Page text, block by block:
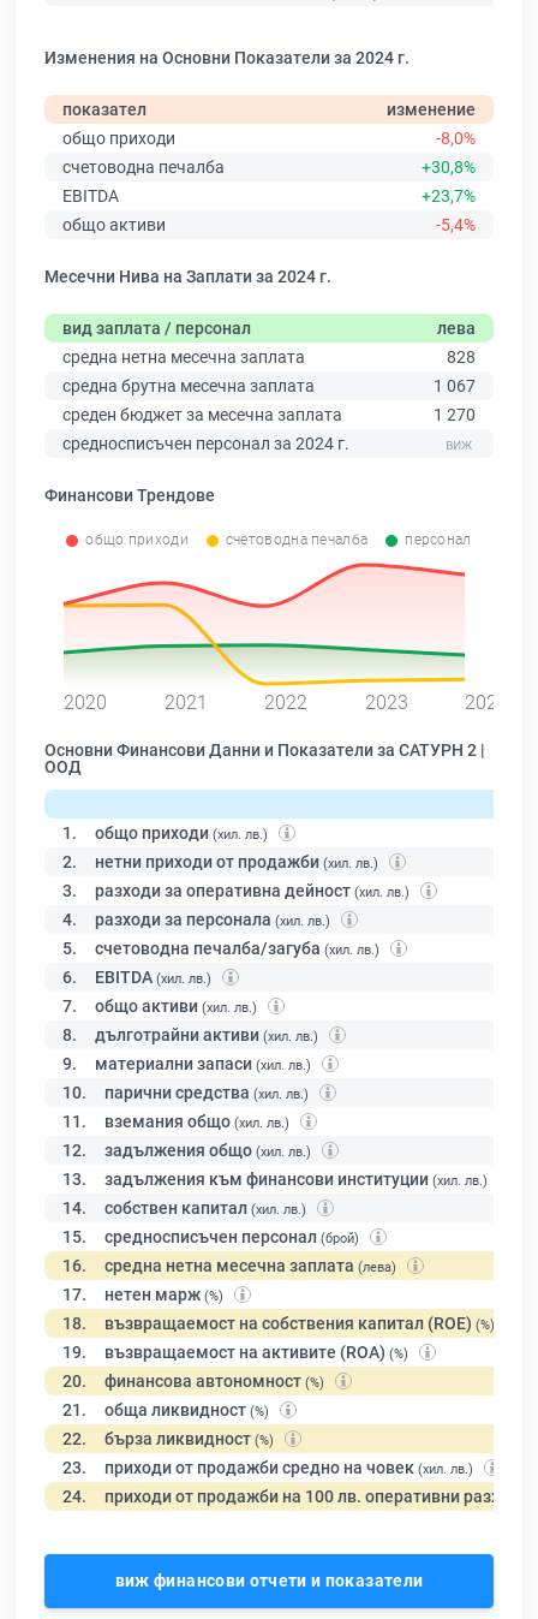
Изменения на Основни Показатели за 2024 г.
показател
изменение
общо приходи
-8,0%
счетоводна печалба
+30,8%
EBITDA
+23,7%
общо активи
-5,4%
Месечни Нива на Заплати за 2024 г.
вид заплата / персонал
лева
средна нетна месечна заплата
828
средна брутна месечна заплата
1 067
среден бюджет за месечна заплата
1 270
средносписъчен персонал за 2024 г.
Финансови Трендове
общо приходи счетоводна печалба персонал
2020 2021 2022 2023 2024
Основни Финансови Данни и Показатели за САТУРН 2 |
ООД
1. общо приходи (хил. лв.)
2. нетни приходи от продажби (хил. лв.)
3. разходи за оперативна дейност (хил. лв.)
4. разходи за персонала (хил. лв.)
5. счетоводна печалба/загуба (хил. лв.)
6. EBITDA (хил. лв.)
7. общо активи (хил. лв.)
8. дълготрайни активи (хил. лв.)
9. материални запаси (хил. лв.)
10. парични средства (хил. лв.)
11. вземания общо (хил. лв.)
12. задължения общо (хил. лв.)
13. задължения към финансови институции (хил. лв.)
14. собствен капитал (хил. лв.)
15. средносписъчен персонал (брой)
16. средна нетна месечна заплата (лева)
17. нетен марж (%)
18. възвращаемост на собствения капитал (ROE) (%)
19. възвращаемост на активите (ROA) (%)
20. финансова автономност (%)
21. обща ликвидност (%)
22. бърза ликвидност (%)
23. приходи от продажби средно на човек (хил. лв.)
24. приходи от продажби на 100 лв. оперативни разходи
виж финансови отчети и показатели